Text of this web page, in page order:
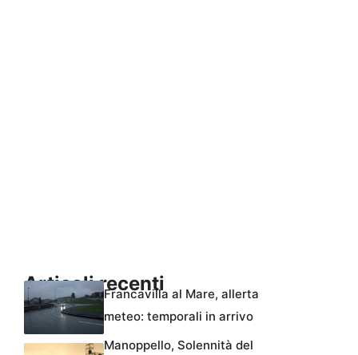
Articoli recentiFrancavilla al Mare, allerta
meteo: temporali in arrivo
Manoppello, Solennità del